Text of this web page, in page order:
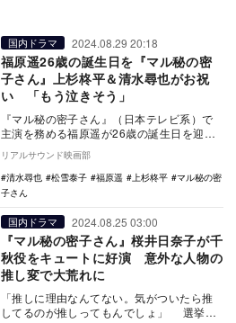
国内ドラマ 2024.08.29 20:18
福原遥26歳の誕生日を『マル秘の密
子さん』上杉柊平＆清水尋也がお祝
い 「もう泣きそう」
『マル秘の密子さん』（日本テレビ系）で
主演を務める福原遥が26歳の誕生日を迎
え、撮影現場でバースデーサプライズが行
われた。 …
リアルサウンド映画部
清水尋也
松雪泰子 福原遥 上杉柊平
マル秘の密
子さん
国内ドラマ 2024.08.25 03:00
『マル秘の密子さん』桜井日奈子が千
秋役をキュートに好演 意外な人物の
推し変で大荒れに
「推しに理由なんてない。気がついたら推
してるのが推しってもんでしょ」 選挙に